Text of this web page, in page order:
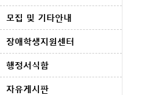
모집 및 기타안내
장애학생지원센터
행정서식함
자유게시판